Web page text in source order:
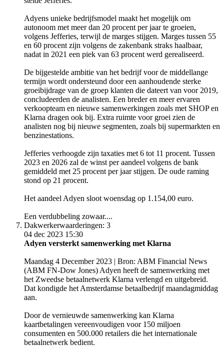
Adyens unieke bedrijfsmodel maakt het mogelijk om
autonoom met meer dan 20 procent per jaar te groeien,
volgens Jefferies, terwijl de marges stijgen. Marges tussen 55
en 60 procent zijn volgens de zakenbank straks haalbaar,
nadat in 2021 een piek van 63 procent werd gerealiseerd.
De bijgestelde ambitie van het bedrijf voor de middellange
termijn wordt ondersteund door een aanhoudende sterke
groeibijdrage van de groep klanten die dateert van voor 2019,
concludeerden de analisten. Een breder en meer ervaren
verkoopteam en nieuwe samenwerkingen zoals met SHOP en
Klarna dragen ook bij. Extra ruimte voor groei zien de
analisten nog bij nieuwe segmenten, zoals bij supermarkten en
benzinestations.
Jefferies verhoogde zijn taxaties met 6 tot 11 procent. Tussen
2023 en 2026 zal de winst per aandeel volgens de bank
gemiddeld met 25 procent per jaar stijgen. De oude raming
stond op 21 procent.
Het aandeel Adyen sloot woensdag op 1.154,00 euro.
Een verdubbeling zowaar....
Dakwerkerwaarderingen: 3
04 dec 2023 15:30
Adyen versterkt samenwerking met Klarna
Maandag 4 December 2023 | Bron: ABM Financial News
(ABM FN-Dow Jones) Adyen heeft de samenwerking met
het Zweedse betaalnetwerk Klarna verlengd en uitgebreid.
Dat kondigde het Amsterdamse betaalbedrijf maandagmiddag
aan.
Door de vernieuwde samenwerking kan Klarna
kaartbetalingen vereenvoudigen voor 150 miljoen
consumenten en 500.000 retailers die het internationale
betaalnetwerk bedient.